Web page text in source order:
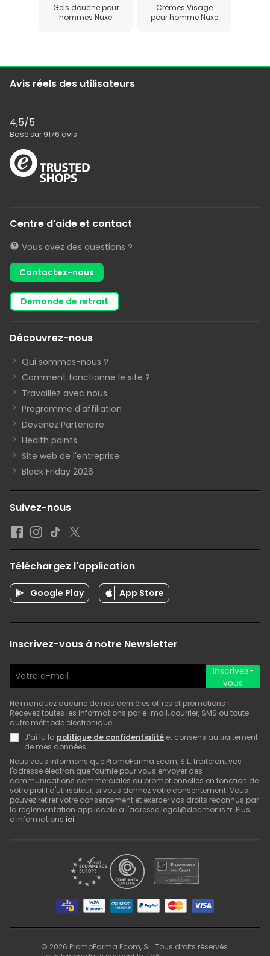
Gels douche pour
hommes Nuxe
Crèmes Visage
pour homme Nuxe
Avis réels des utilisateurs
4,5/5
Basé sur 9176 avis
Centre d'aide et contact
Vous avez des questions ?
Contactez-nous
demande de retrait
Découvrez-nous
Qui sommes-nous ?
Comment fonctionne le site ?
Travaillez avec nous
Programme d'affiliation
Devenez Partenaire
Health points
Site web de l'entreprise
Black Friday 2026
Suivez-nous
Téléchargez l'application
Google Play App Store
Inscrivez-vous à notre Newsletter
Inscrivez-
vous
Ne manquez aucune de nos dernières offres et promotions !
Recevez toutes les informations par e-mail, courrier, SMS ou toute
autre méthode électronique
J’ai lu la politique de confidentialité et consens au traitement
de mes données
Nous vous informons que PromoFarma Ecom, S.L. traiteront vos
l'adresse électronique fournie pour vous envoyer des
communications commerciales ou promotionnelles en fonction de
votre profil d'utilisateur, si vous donnez votre consentement. Vous
pouvez retirer votre consentement et exercer vos droits reconnus par
la réglementation applicable à l'adresse legal@docmorris.fr. Plus
d'informations ici.
© 2026 PromoFarma Ecom, SL. Tous droits réservés.